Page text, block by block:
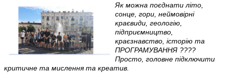
Як можна поєднати літо,
сонце, гори, неймовірні
краєвиди, геологію,
підприємництво,
краєзнавство, історію та
ПРОГРАМУВАННЯ ????
Просто, головне підключити
критичне та мислення та креатив.